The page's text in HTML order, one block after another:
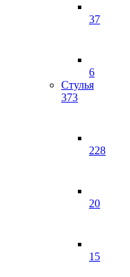
37
6
Стулья
373
228
20
15